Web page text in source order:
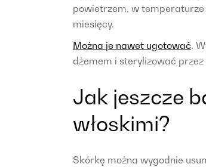
powietrzem, w temperaturze
miesięcy.
Można je nawet ugotować.
dżemem i sterylizować
Jak jeszcze
włoskimi?
Skórkę można wygodnie